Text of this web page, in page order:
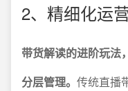
2、精细化运
带货解读的进阶玩法
分层管理。 传统直播